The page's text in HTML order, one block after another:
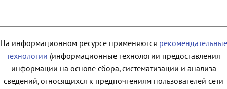
На информационном ресурсе применяются рекомендательные
технологии (информационные технологии предоставления
информации на основе сбора, систематизации и анализа
сведений, относящихся к предпочтениям пользователей сети